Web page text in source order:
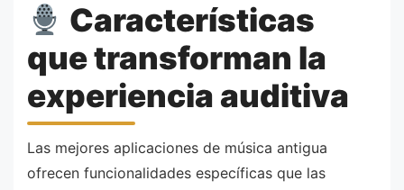
Características
que transforman la
experiencia auditiva
Las mejores aplicaciones de música antigua
ofrecen funcionalidades específicas que las